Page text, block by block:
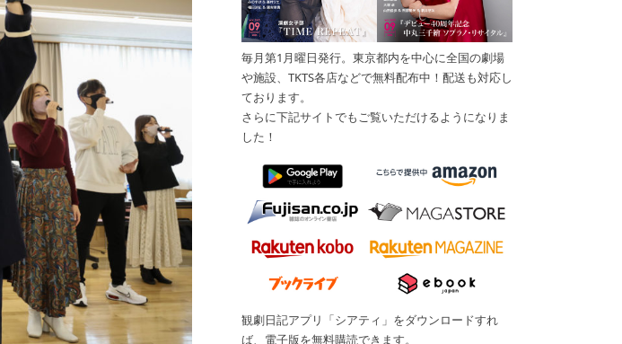
毎月第1月曜日発行。東京都内を中心に全国の劇場
や施設、TKTS各店などで無料配布中！配送も対応し
ております。
さらに下記サイトでもご覧いただけるようになりま
した！
観劇日記アプリ「シアティ」をダウンロードすれ
ば、電子版を無料購読できます。